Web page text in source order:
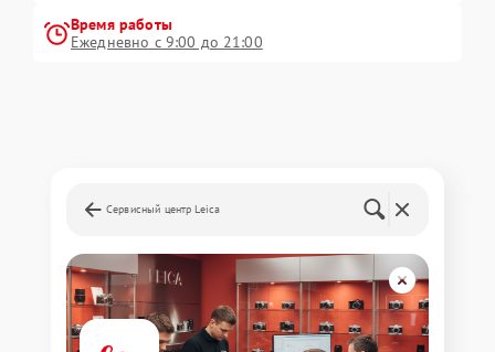
Время работы
Ежедневно с 9:00 до 21:00
Сервисный центр Leica